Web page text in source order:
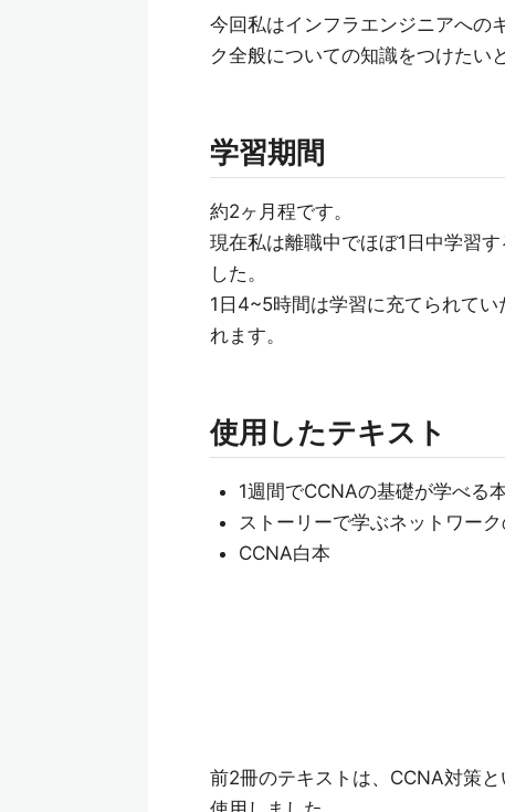
今回私はインフラエンジニアへの
ク全般についての知識をつけたい
学習期間
約2ヶ月程です。
現在私は離職中でほぼ1日中学習
した。
1日4~5時間は学習に充てられて
れます。
使用したテキスト
1週間でCCNAの基礎が学べる
ストーリーで学ぶネットワー
CCNA白本
前2冊のテキストは、CCNA対策